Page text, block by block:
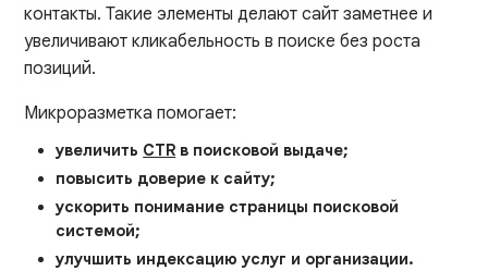
контакты. Такие элементы делают сайт заметнее и
увеличивают кликабельность в поиске без роста
позиций.
Микроразметка помогает:
увеличить CTR в поисковой выдаче;
повысить доверие к сайту;
ускорить понимание страницы поисковой
системой;
улучшить индексацию услуг и организации.